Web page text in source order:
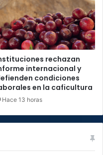
rechazan
internacional y
condiciones
en la caficultura
Hace 13 horas